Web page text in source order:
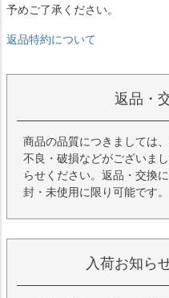
予めご了承ください。
返品特約について
返品・
商品の品質につきましては
不良・破損などがございま
らせください。返品・交換
封・未使用に限り可能です。
入荷お知ら